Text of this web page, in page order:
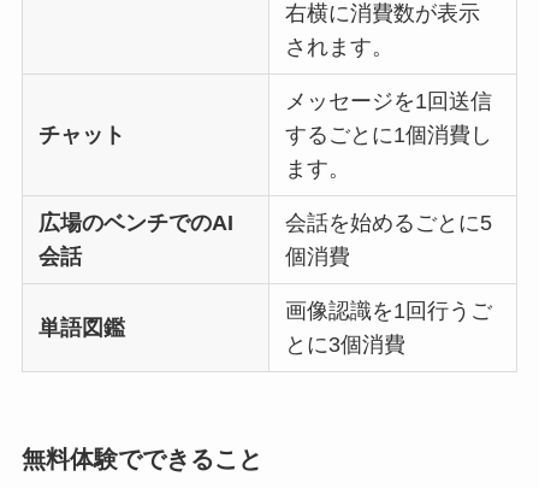
右横に消費数が表示
されます。
チャット
メッセージを1回送信
するごとに1個消費し
ます。
広場のベンチでのAI
会話
会話を始めるごとに5
個消費
単語図鑑
画像認識を1回行うご
とに3個消費
無料体験でできること